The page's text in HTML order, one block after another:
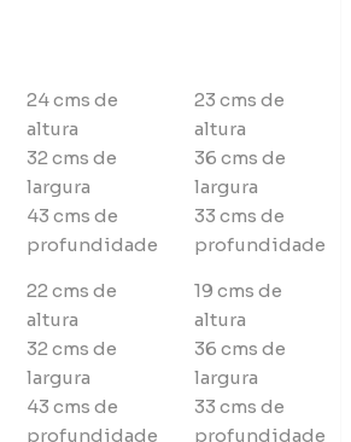
24 cms de
altura
32 cms de
largura
43 cms de
profundidade
23 cms de
altura
36 cms de
largura
33 cms de
profundidade
22 cms de
altura
32 cms de
largura
43 cms de
profundidade
19 cms de
altura
36 cms de
largura
33 cms de
profundidade